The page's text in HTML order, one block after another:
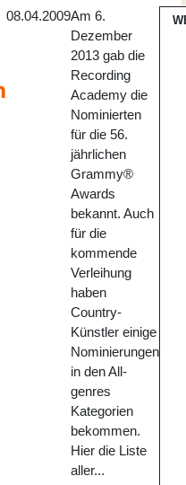
08.04.2009Am 6.
Dezember
2013 gab die
Recording
Academy die
Nominierten
für die 56.
jährlichen
Grammy®
Awards
bekannt. Auch
für die
kommende
Verleihung
haben
Country-
Künstler einige
Nominierungen
in den All-
genres
Kategorien
bekommen.
Hier die Liste
aller...